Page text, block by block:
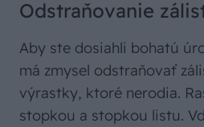
Odstraňovanie
Aby ste dosiahli bohatú
má zmysel odstraňovať
výrastky, ktoré nerodia.
stopkou a stopkou listu.